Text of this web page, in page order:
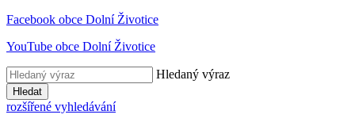
Facebook obce Dolní Životice
YouTube obce Dolní Životice
Hledaný výraz
Hledat
rozšířené vyhledávání